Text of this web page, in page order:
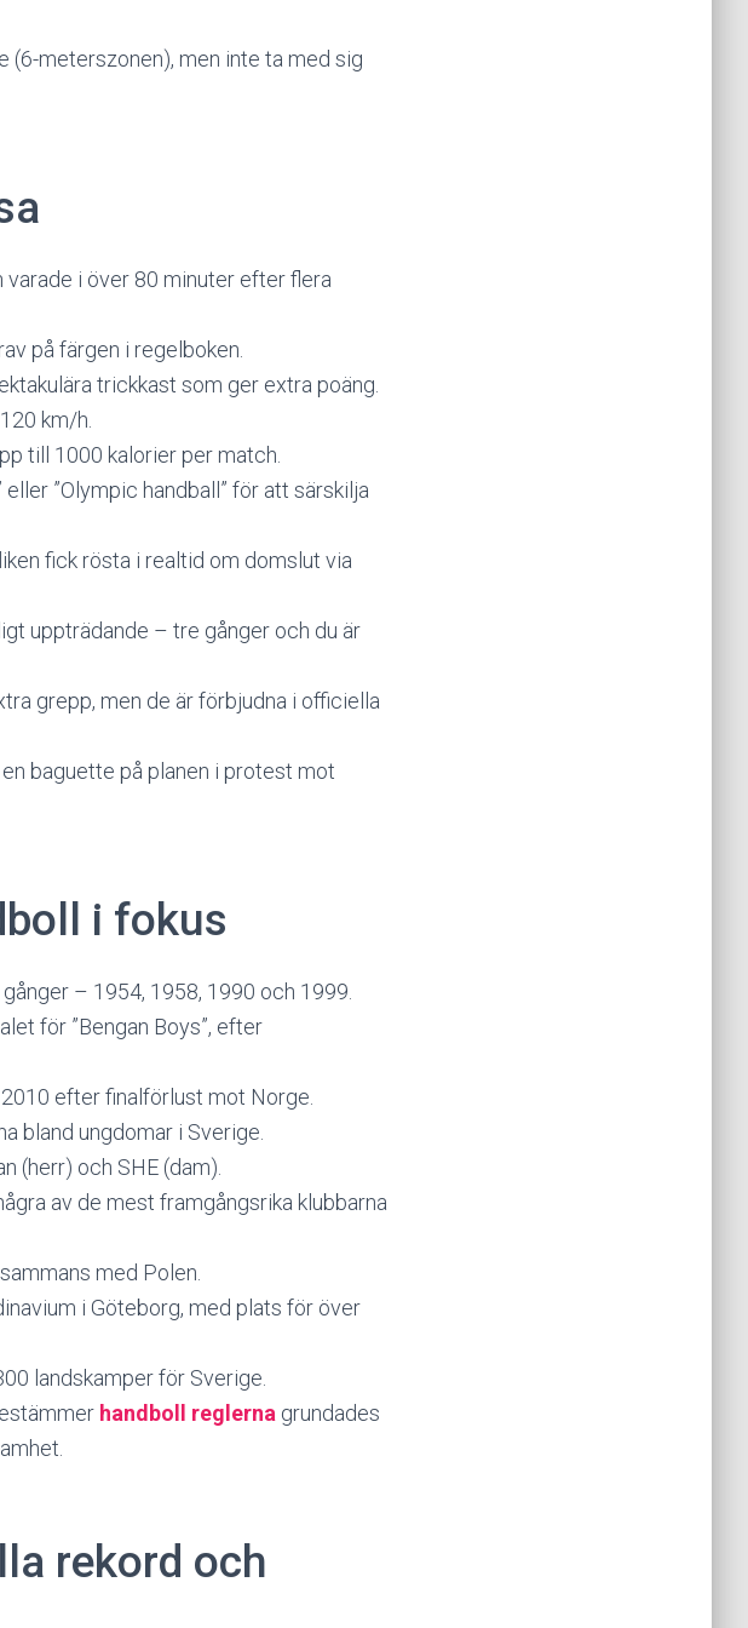
meterszonen), men inte ta med sig
i över 80 minuter efter flera
på färgen i regelboken.
trickkast som ger extra poäng.
km/h.
till 1000 kalorier per match.
”Olympic handball” för att särskilja
fick rösta i realtid om domslut via
uppträdande – tre gånger och du är
grepp, men de är förbjudna i officiella
baguette på planen i protest mot
i fokus
– 1954, 1958, 1990 och 1999.
för ”Bengan Boys”, efter
efter finalförlust mot Norge.
bland ungdomar i Sverige.
(herr) och SHE (dam).
av de mest framgångsrika klubbarna
med Polen.
i Göteborg, med plats för över
landskamper för Sverige.
handboll reglerna grundades
rekord och